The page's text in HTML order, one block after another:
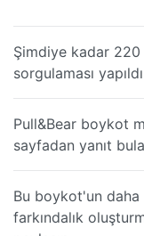
Şimdiye kadar 220
sorgulaması
Pull&Bear boykot
sayfadan yanıt
Bu boykot'un daha
farkındalık